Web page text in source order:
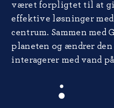
været forpligtet til at
effektive løsninger
centrum. Sammen med
planeten og ændrer den
interagerer med vand